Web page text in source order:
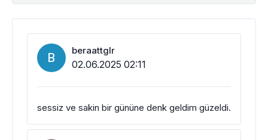
B beraattglr
02.06.2025 02:11
sessiz ve sakin bir gününe denk geldim güzeldi.